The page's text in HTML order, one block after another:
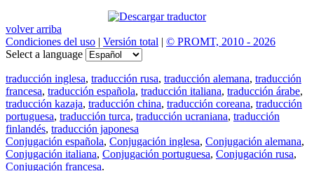
volver arriba
Condiciones del uso | Versión total | © PROMT, 2010 - 2026
Select a language
traducción inglesa, traducción rusa, traducción alemana, traducción
francesa, traducción española, traducción italiana, traducción árabe,
traducción kazaja, traducción china, traducción coreana, traducción
portuguesa, traducción turca, traducción ucraniana, traducción
finlandés, traducción japonesa
Conjugación española, Conjugación inglesa, Conjugación alemana,
Conjugación italiana, Conjugación portuguesa, Conjugación rusa,
Conjugación francesa.